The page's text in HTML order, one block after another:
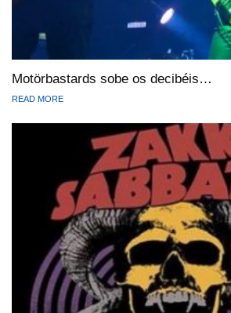
Motörbastards sobe os decibéis…
READ MORE